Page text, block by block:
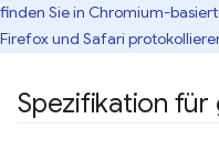
finden Sie in Chromium-
Firefox und Safari
Spezifikation für